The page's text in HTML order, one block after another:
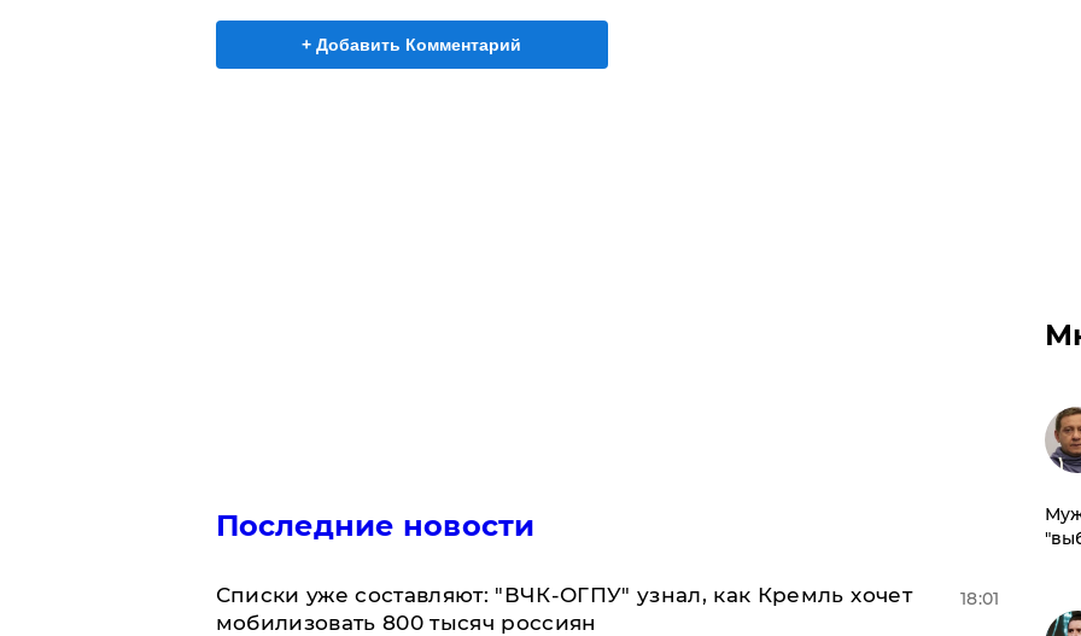
+ Добавить Комментарий
Последние новости
Списки уже составляют: "ВЧК-ОГПУ" узнал, как Кремль хочет
мобилизовать 800 тысяч россиян
18:01